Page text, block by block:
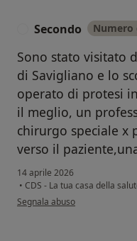
Secondo
Sono stato visitato
di Savigliano e lo
operato di protesi
il meglio, un
chirurgo speciale x
verso il
14 aprile 2026
• CDS - La tua casa della
secondo l'opinione dell'utente
Segnala abuso